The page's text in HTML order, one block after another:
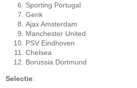
Sporting Portugal
Genk
Ajax Amsterdam
Manchester United
PSV Eindhoven
Chelsea
Borussia Dortmund
Selectie: